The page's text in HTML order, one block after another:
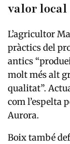
valor local
L’agricultor
pràctics del
antics
molt més alt
qualitat”.
com l’espelta
Aurora.
Boix també